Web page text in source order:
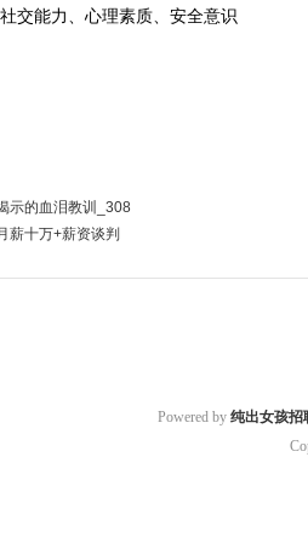
交能力、心理素质、安全意识
示的血泪教训_308
薪十万+薪资谈判
Powered by 纯出女孩招